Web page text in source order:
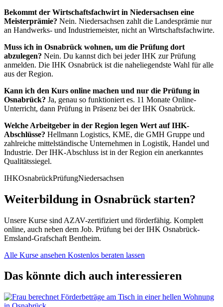
Bekommt der Wirtschaftsfachwirt in Niedersachsen eine
Meisterprämie? Nein. Niedersachsen zahlt die Landesprämie nur
an Handwerks- und Industriemeister, nicht an Wirtschaftsfachwirte.
Muss ich in Osnabrück wohnen, um die Prüfung dort
abzulegen? Nein. Du kannst dich bei jeder IHK zur Prüfung
anmelden. Die IHK Osnabrück ist die naheliegendste Wahl für alle
aus der Region.
Kann ich den Kurs online machen und nur die Prüfung in
Osnabrück? Ja, genau so funktioniert es. 11 Monate Online-
Unterricht, dann Prüfung in Präsenz bei der IHK Osnabrück.
Welche Arbeitgeber in der Region legen Wert auf IHK-
Abschlüsse? Hellmann Logistics, KME, die GMH Gruppe und
zahlreiche mittelständische Unternehmen in Logistik, Handel und
Industrie. Der IHK-Abschluss ist in der Region ein anerkanntes
Qualitätssiegel.
IHKOsnabrückPrüfungNiedersachsen
Weiterbildung in Osnabrück starten?
Unsere Kurse sind AZAV-zertifiziert und förderfähig. Komplett
online, auch neben dem Job. Prüfung bei der IHK Osnabrück-
Emsland-Grafschaft Bentheim.
Alle Kurse ansehen Kostenlos beraten lassen
Das könnte dich auch interessieren